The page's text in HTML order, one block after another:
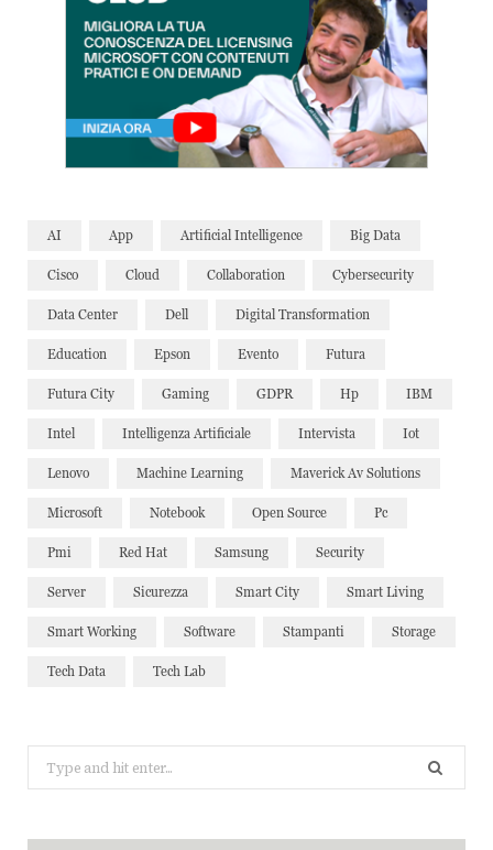
AI App Artificial Intelligence Big Data
Cisco Cloud Collaboration Cybersecurity
Data Center Dell Digital Transformation
Education Epson Evento Futura
Futura City Gaming GDPR Hp IBM
Intel Intelligenza Artificiale Intervista Iot
Lenovo Machine Learning Maverick Av Solutions
Microsoft Notebook Open Source Pc
Pmi Red Hat Samsung Security
Server Sicurezza Smart City Smart Living
Smart Working Software Stampanti Storage
Tech Data Tech Lab
for: